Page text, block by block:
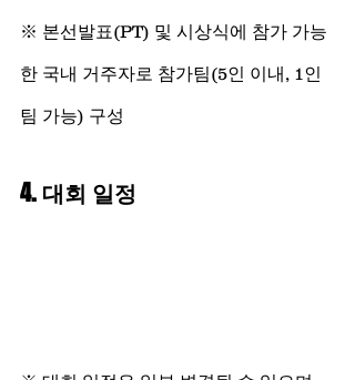
※ 본선발표(PT) 및 시상식에 참가 가능
한 국내 거주자로 참가팀(5인 이내, 1인
팀 가능) 구성
4. 대회 일정